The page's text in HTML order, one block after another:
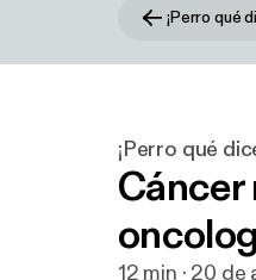
¡Perro qué
¡Perro qué
Cáncer
12 min · 20